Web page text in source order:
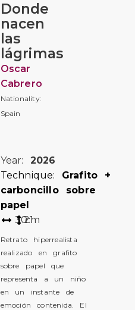
Donde
nacen
las
lágrimas
Oscar
Cabrero
Nationality:
Spain
Year: 2026
Technique: Grafito +
carboncillo sobre
papel
3021
cm
Retrato hiperrealista
realizado en grafito
sobre papel que
representa a un niño
en un instante de
emoción contenida. El